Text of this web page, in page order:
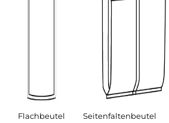
Flachbeutel Seitenfaltenbeutel